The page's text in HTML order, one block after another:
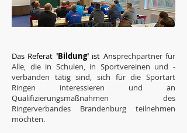
Das Referat 'Bildung'ist Ansprechpartner für
Alle, die in Schulen, in Sportvereinen und -
verbänden tätig sind, sich für die Sportart
Ringen interessieren und an
Qualifizierungsmaßnahmen des
Ringerverbandes Brandenburg teilnehmen
möchten.